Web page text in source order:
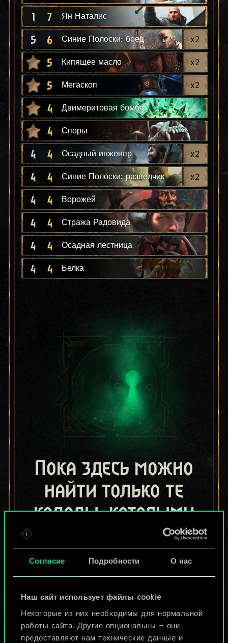
Согласие Подробности О нас
Наш сайт использует файлы cookie
Некоторые из них необходимы для нормальной
работы сайта. Другие опциональны — они
предоставляют нам технические данные и
1 7 Ян Наталис
5 6 Синие Полоски: боец x2
5 Кипящее масло x2
5 Мегаскоп x2
4 Двимеритовая бомба
4 Споры
4 4 Осадный инженер x2
4 4 Синие Полоски: разведчик x2
4 4 Ворожей
4 4 Стража Радовида
4 4 Осадная лестница
4 4 Белка
Пока здесь можно
найти только те
колоды, которыми
поделились другие
игроки.
Но их может быть
больше!
Назвать колоду и описать её